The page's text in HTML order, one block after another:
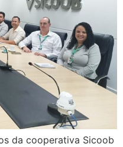
da cooperativa Sicoob